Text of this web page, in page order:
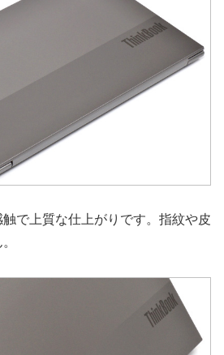
で上質な仕上がりです。指紋や皮